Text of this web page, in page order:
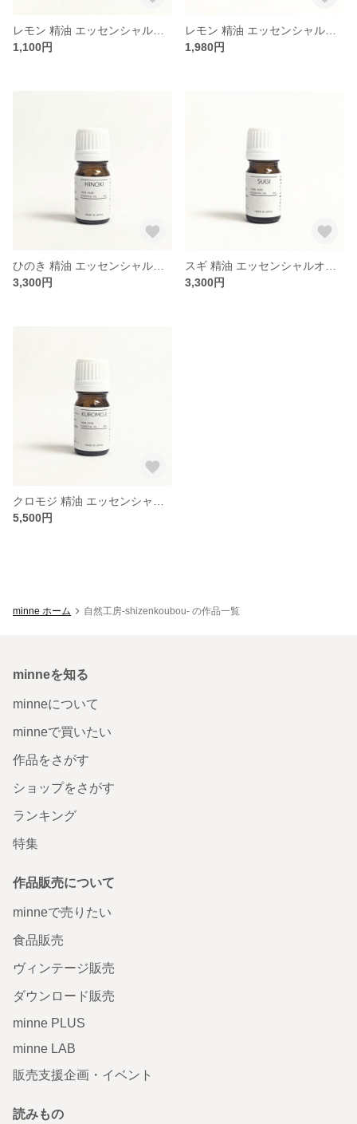
1,100円
1,980円
3,300円
3,300円
5,500円
minne ホーム 自然工房-shizenkoubou- の作品一覧
minneを知る
minneについて
minneで買いたい
作品をさがす
ショップをさがす
ランキング
特集
作品販売について
minneで売りたい
食品販売
ヴィンテージ販売
ダウンロード販売
minne PLUS
minne LAB
販売支援企画・イベント
読みもの